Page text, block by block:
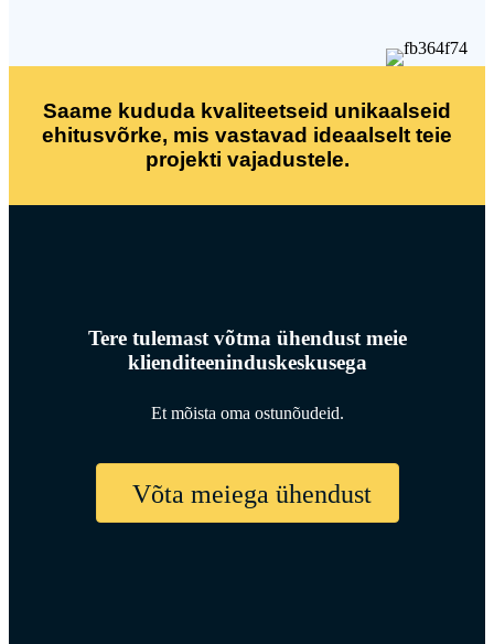
Saame kududa kvaliteetseid unikaalseid
ehitusvõrke, mis vastavad ideaalselt teie
projekti vajadustele.
Tere tulemast võtma ühendust meie
klienditeeninduskeskusega
Et mõista oma ostunõudeid.
Võta meiega ühendust